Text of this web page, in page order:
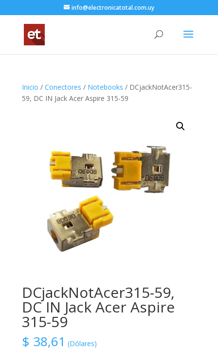
info@electronicatotal.com.uy
Inicio / Conectores / Notebooks / DCjackNotAcer315-
59, DC IN Jack Acer Aspire 315-59
DCjackNotAcer315-59,
DC IN Jack Acer Aspire
315-59
$ 38,61 (Dólares)